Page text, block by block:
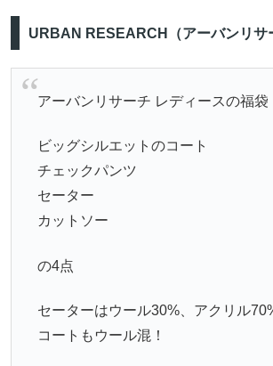
URBAN RESEARCH（アーバンリサ
アーバンリサーチ レディースの福袋
ビッグシルエットのコート
チェックパンツ
セーター
カットソー
の4点
セーターはウール30%、アクリル
コートもウール混！